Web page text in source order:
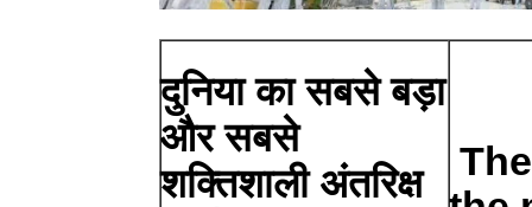
दुनिया का सबसे बड़ा
और सबसे
शक्तिशाली अंतरिक्ष